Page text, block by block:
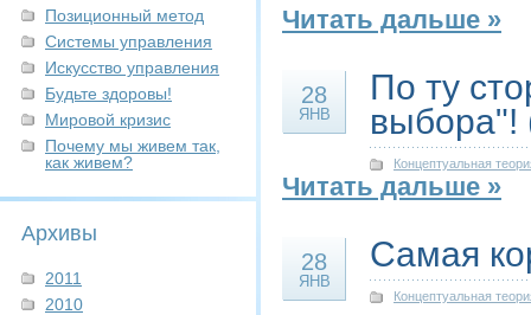
Позиционный метод
Системы управления
Искусство управления
Будьте здоровы!
Мировой кризис
Почему мы живем так,
как живем?
Архивы
2011
2010
Читать дальше »
28
ЯНВ
По ту
выбора"!
Концептуальная
Читать дальше »
28
ЯНВ
Самая
Концептуальная